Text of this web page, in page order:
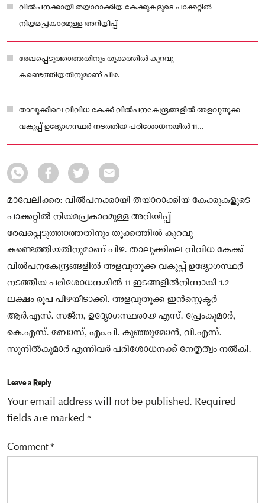
വിൽപനക്കായി തയാറാക്കിയ കേക്കുകളുടെ പാക്കറ്റിൽ
നിയമപ്രകാരമുള്ള അറിയിപ്പ്
രേഖപ്പെടുത്താത്തതിനും തൂക്കത്തിൽ കുറവു
കണ്ടെത്തിയതിനുമാണ് പിഴ.
താലൂക്കിലെ വിവിധ കേക്ക് വിൽപനകേന്ദ്രങ്ങളിൽ അളവുതൂക്ക
വകുപ്പ് ഉദ്യോഗസ്ഥർ നടത്തിയ പരിശോധനയിൽ 11
ഇടങ്ങളിൽനിന്നായി 1.2 ലക്ഷം രൂപ പിഴയീടാക്കി
മാവേലിക്കര: വിൽപനക്കായി തയാറാക്കിയ കേക്കുകളുടെ
പാക്കറ്റിൽ നിയമപ്രകാരമുള്ള അറിയിപ്പ്
രേഖപ്പെടുത്താത്തതിനും തൂക്കത്തിൽ കുറവു
കണ്ടെത്തിയതിനുമാണ് പിഴ. താലൂക്കിലെ വിവിധ കേക്ക്
വിൽപനകേന്ദ്രങ്ങളിൽ അളവുതൂക്ക വകുപ്പ് ഉദ്യോഗസ്ഥർ
നടത്തിയ പരിശോധനയിൽ 11 ഇടങ്ങളിൽനിന്നായി 1.2
ലക്ഷം രൂപ പിഴയീടാക്കി. അളവുതൂക്ക ഇൻസ്പെക്ടർ
ആർ.എസ്. സജ്ന, ഉദ്യോഗസ്ഥരായ എസ്. പ്രേംകുമാർ,
കെ.എസ്. ബോസ്, എം.പി. കുഞ്ഞുമോൻ, വി.എസ്.
സുനിൽകുമാർ എന്നിവർ പരിശോധനക്ക് നേതൃത്വം നൽകി.
Leave a Reply
Your email address will not be published. Required
fields are marked *
Comment*